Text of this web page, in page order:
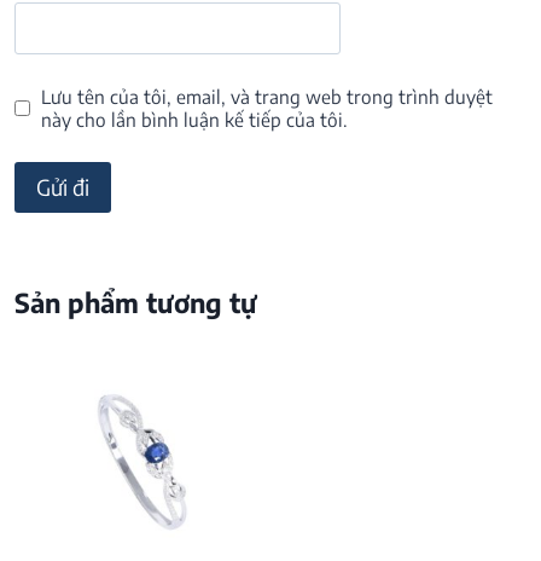
Lưu tên của tôi, email, và trang web trong trình duyệt
này cho lần bình luận kế tiếp của tôi.
Sản phẩm tương tự